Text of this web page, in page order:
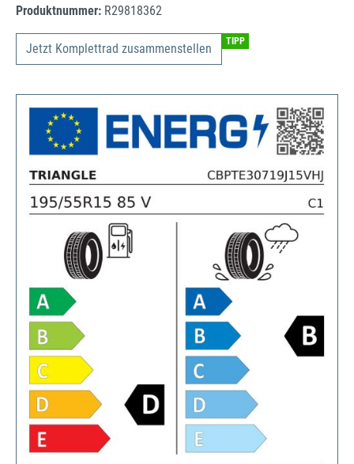
Produktnummer: R29818362
Jetzt Komplettrad zusammenstellen TIPP